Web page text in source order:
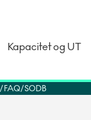
Kapacitet og UT
FAQ SODB